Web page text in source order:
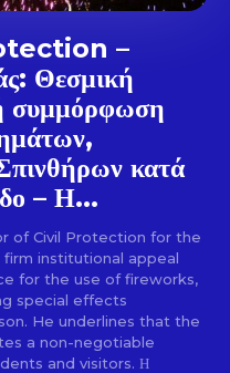
–
Θεσμική
συμμόρφωση
κατά
– Η...
of Civil Protection for the
firm institutional appeal
for the use of fireworks,
special effects
He underlines that the
a non-negotiable
and visitors. Η